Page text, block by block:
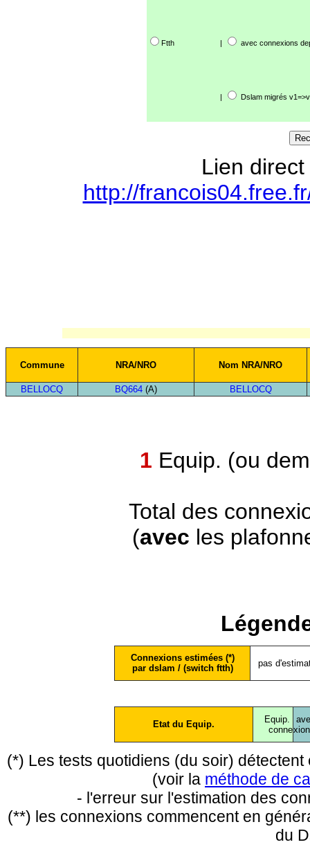
Ftth | avec connexions
| Dslam migrés
Lien
http://
Commune NRA/NRO Nom NRA/NRO
BELLOCQ BQ664 (A) BELLOCQ
1 Equip. (ou
Total des
(avec les
Connexions estimées (*)
par dslam / (switch ftth)
pas
Etat du Equip.
Equip.
conne
(*) Les tests quotidiens (du soir)
(voir la méthode de
- l'erreur sur l'estimation des
(**) les connexions commencent en
du